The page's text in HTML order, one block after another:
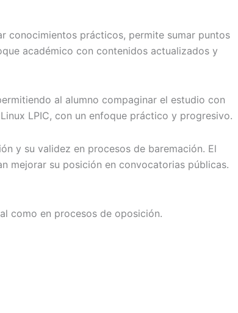
conocimientos prácticos, permite sumar puntos
académico con contenidos actualizados y
al alumno compaginar el estudio con
LPIC, con un enfoque práctico y progresivo.
y su validez en procesos de baremación. El
mejorar su posición en convocatorias públicas.
como en procesos de oposición.